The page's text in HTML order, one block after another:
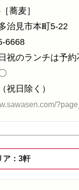
［蕎麦］
治見市本町5-22
6668
祝のランチは予約
祝日除く）
ア：3軒